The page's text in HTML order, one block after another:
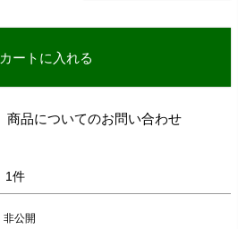
カートに入れる
商品についてのお問い合わせ
1
非公開